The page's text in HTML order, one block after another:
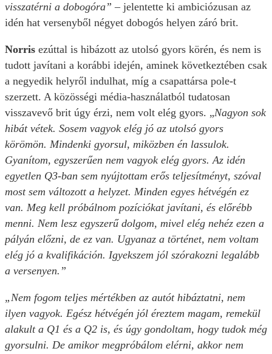
visszatérni a dobogóra” – jelentette ki ambiciózusan az
idén hat versenyből négyet dobogós helyen záró brit.
Norris ezúttal is hibázott az utolsó gyors körén, és nem is
tudott javítani a korábbi idején, aminek következtében csak
a negyedik helyről indulhat, míg a csapattársa pole-t
szerzett. A közösségi média-használatból tudatosan
visszavevő brit úgy érzi, nem volt elég gyors. „Nagyon sok
hibát vétek. Sosem vagyok elég jó az utolsó gyors
körömön. Mindenki gyorsul, miközben én lassulok.
Gyanítom, egyszerűen nem vagyok elég gyors. Az idén
egyetlen Q3-ban sem nyújtottam erős teljesítményt, szóval
most sem változott a helyzet. Minden egyes hétvégén ez
van. Meg kell próbálnom pozíciókat javítani, és előrébb
menni. Nem lesz egyszerű dolgom, mivel elég nehéz ezen a
pályán előzni, de ez van. Ugyanaz a történet, nem voltam
elég jó a kvalifikáción. Igyekszem jól szórakozni legalább
a versenyen.”
„Nem fogom teljes mértékben az autót hibáztatni, nem
ilyen vagyok. Egész hétvégén jól éreztem magam, remekül
alakult a Q1 és a Q2 is, és úgy gondoltam, hogy tudok még
gyorsulni. De amikor megpróbálom elérni, akkor nem